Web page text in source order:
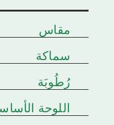
مقاس
سماكة
رُطُوبَة
اللوحة